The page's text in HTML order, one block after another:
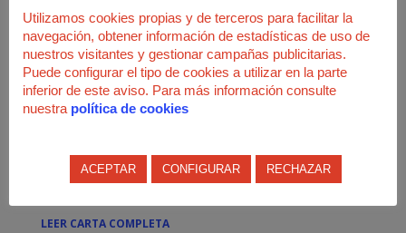
trabajador relevado. En FEUSO Madrid hemos recogido datos
de trabajadores cercanos a la situación de jubilación por
centros. Os agradecemos vuestra colaboración.
Esta medida, que además es una forma defomento del
empleo juvenil, facilita la renovación de plantilla de los
centros y permite reducir la jornada a los trabajadores que
Entregaremos próximamente estos estudios estadísticos a la
Consejería y esperamos que la respuesta sea favorable para
LEER CARTA COMPLETA
Utilizamos cookies propias y de terceros para facilitar la
navegación, obtener información de estadísticas de uso de
nuestros visitantes y gestionar campañas publicitarias.
Puede configurar el tipo de cookies a utilizar en la parte
inferior de este aviso. Para más información consulte
nuestra política de cookies
ACEPTAR CONFIGURAR RECHAZAR